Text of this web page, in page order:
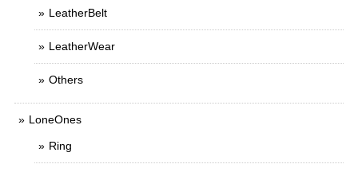
LeatherBelt
LeatherWear
Others
LoneOnes
Ring